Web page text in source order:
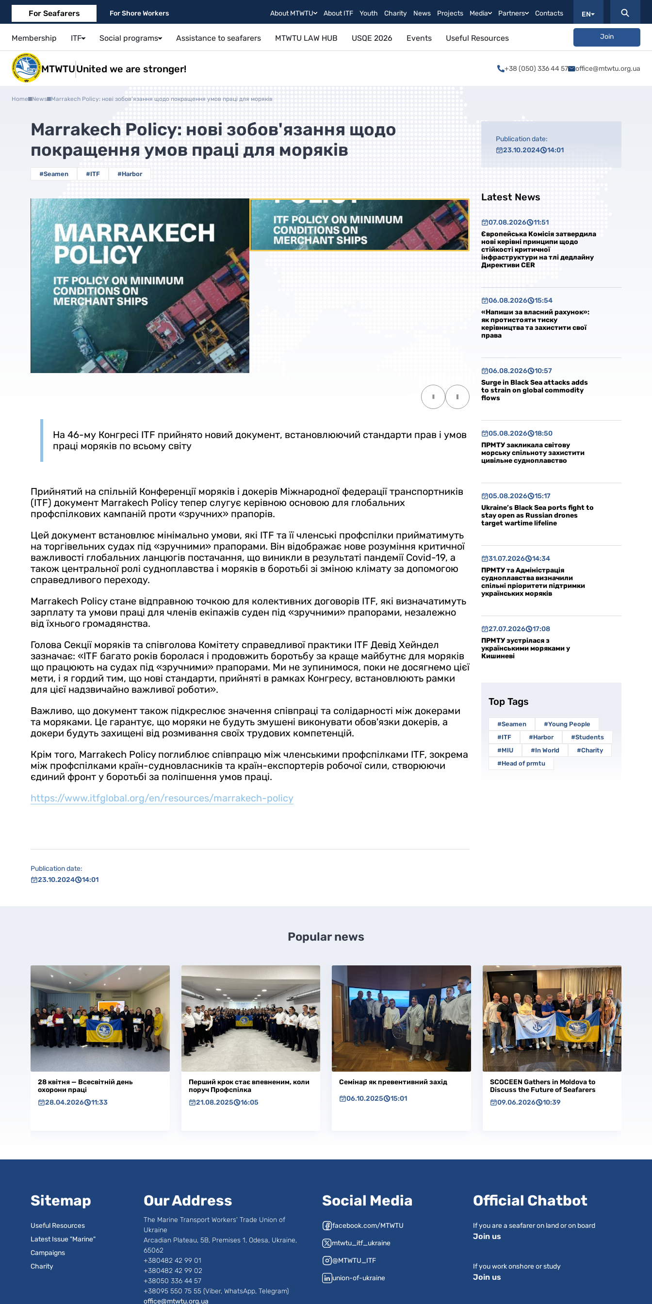
About MTWTU About ITF Youth Charity News Projects Media Partners Contacts EN
For Seafarers For Shore Workers
Membership ITF Social programs Assistance to seafarers MTWTU LAW HUB USQE 2026 Events Useful Resources Join
MTWTUUnited we are stronger! +38 (050) 336 44 57 office@mtwtu.org.ua
Home News Marrakech Policy: нові зобов'язання щодо покращення умов праці для моряків
Marrakech Policy: нові зобов'язання щодо
покращення умов праці для моряків
#Seamen #ITF #Harbor
На 46-му Конгресі ITF прийнято новий документ, встановлюючий стандарти прав і умов
праці моряків по всьому світу
Прийнятий на спільній Конференції моряків і докерів Міжнародної федерації транспортників
(ITF) документ Marrakech Policy тепер слугує керівною основою для глобальних
профспілкових кампаній проти «зручних» прапорів.
Цей документ встановлює мінімально умови, які ITF та її членські профспілки прийматимуть
на торгівельних судах під «зручними» прапорами. Він відображає нове розуміння критичної
важливості глобальних ланцюгів постачання, що виникли в результаті пандемії Covid-19, а
також центральної ролі судноплавства і моряків в боротьбі зі зміною клімату за допомогою
справедливого переходу.
Marrakech Policy стане відправною точкою для колективних договорів ITF, які визначатимуть
зарплату та умови праці для членів екіпажів суден під «зручними» прапорами, незалежно
від їхнього громадянства.
Голова Секції моряків та співголова Комітету справедливої практики ITF Девід Хейндел
зазначає: «ITF багато років боролася і продовжить боротьбу за краще майбутнє для моряків
що працюють на судах під «зручними» прапорами. Ми не зупинимося, поки не досягнемо цієї
мети, і я гордий тим, що нові стандарти, прийняті в рамках Конгресу, встановлюють рамки
для цієї надзвичайно важливої роботи».
Важливо, що документ також підкреслює значення співпраці та солідарності між докерами
та моряками. Це гарантує, що моряки не будуть змушені виконувати обов'язки докерів, а
докери будуть захищені від розмивання своїх трудових компетенцій.
Крім того, Marrakech Policy поглиблює співпрацю між членськими профспілками ITF, зокрема
між профспілками країн-судновласників та країн-експортерів робочої сили, створюючи
єдиний фронт у боротьбі за поліпшення умов праці.
https://www.itfglobal.org/en/resources/marrakech-policy
Publication date:
23.10.2024
14:01
Publication date:
23.10.2024
14:01
Latest News
07.08.2026
11:51
Європейська Комісія затвердила
нові керівні принципи щодо
стійкості критичної
інфраструктури на тлі дедлайну
Директиви CER
06.08.2026
15:54
«Напиши за власний рахунок»:
як протистояти тиску
керівництва та захистити свої
права
06.08.2026
10:57
Surge in Black Sea attacks adds
to strain on global commodity
flows
05.08.2026
18:50
ПРМТУ закликала світову
морську спільноту захистити
цивільне судноплавство
05.08.2026
15:17
Ukraine’s Black Sea ports fight to
stay open as Russian drones
target wartime lifeline
31.07.2026
14:34
ПРМТУ та Адміністрація
судноплавства визначили
спільні пріоритети підтримки
українських моряків
27.07.2026
17:08
ПРМТУ зустрілася з
українськими моряками у
Кишиневі
Top Tags
#Seamen
#Young People
#ITF
#Harbor
#Students
#MIU
#In World
#Charity
#Head of prmtu
Popular news
28 квітня — Всесвітній день
охорони праці
28.04.2026
11:33
Перший крок стає впевненим, коли
поруч Профспілка
21.08.2025
16:05
Семінар як превентивний захід
06.10.2025 15:01
SCOCEEN Gathers in Moldova to
Discuss the Future of Seafarers
09.06.2026
10:39
Sitemap
Useful Resources
Latest Issue "Marine"
Campaigns
Charity
Our Address
The Marine Transport Workers' Trade Union of
Ukraine
Arcadian Plateau, 5B, Premises 1, Odesa, Ukraine,
65062
+380482 42 99 01
+380482 42 99 02
+38050 336 44 57
+38095 550 75 55 (Viber, WhatsApp, Telegram)
office@mtwtu.org.ua
Social Media
facebook.com/MTWTU
mtwtu_itf_ukraine
@MTWTU_ITF
union-of-ukraine
Official Chatbot
If you are a seafarer on land or on board
Join us
If you work onshore or study
Join us